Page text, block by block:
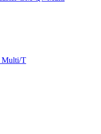
Multi/T